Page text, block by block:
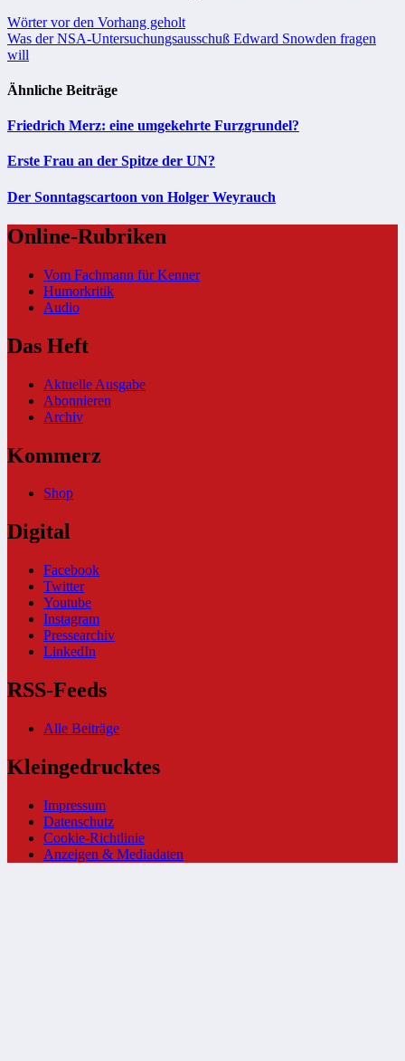
Beitragsnavigation
Wörter vor den Vorhang geholt
Was der NSA-Untersuchungsausschuß Edward Snowden fragen
will
Ähnliche Beiträge
Friedrich Merz: eine umgekehrte Furzgrundel?
Erste Frau an der Spitze der UN?
Der Sonntagscartoon von Holger Weyrauch
Online-Rubriken
Vom Fachmann für Kenner
Humorkritik
Audio
Das Heft
Aktuelle Ausgabe
Abonnieren
Archiv
Kommerz
Shop
Digital
Facebook
Twitter
Youtube
Instagram
Pressearchiv
LinkedIn
RSS-Feeds
Alle Beiträge
Kleingedrucktes
Impressum
Datenschutz
Cookie-Richtlinie
Anzeigen & Mediadaten